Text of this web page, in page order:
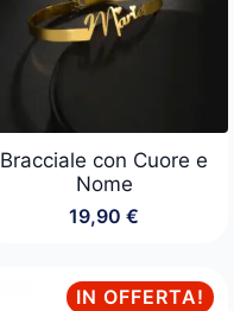
Bracciale con Cuore e
Nome
19,90 €
IN OFFERTA!